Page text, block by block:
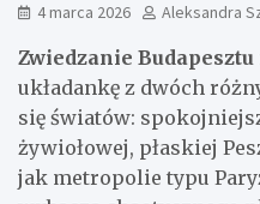
4 marca 2026 Aleksandra
Zwiedzanie Budapesztu
układankę z dwóch
się światów:
żywiołowej, płaskiej
jak metropolie typu